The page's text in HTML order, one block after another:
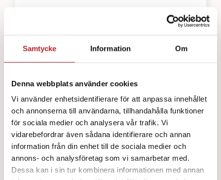
Samtycke Information Om
Denna webbplats använder cookies
Vi använder enhetsidentifierare för att anpassa innehållet
och annonserna till användarna, tillhandahålla funktioner
för sociala medier och analysera vår trafik. Vi
vidarebefordrar även sådana identifierare och annan
information från din enhet till de sociala medier och
annons- och analysföretag som vi samarbetar med.
Dessa kan i sin tur kombinera informationen med annan